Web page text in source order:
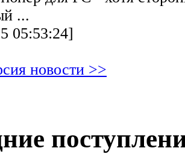
...
05:53:24]
новости >>